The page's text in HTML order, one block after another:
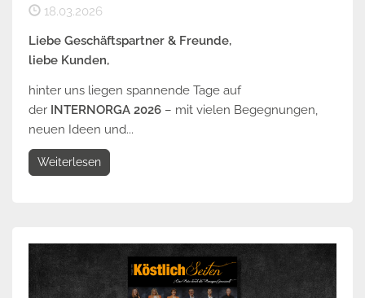
18.03.2026
Liebe Geschäftspartner & Freunde,
liebe Kunden,
hinter uns liegen spannende Tage auf
der INTERNORGA 2026 – mit vielen Begegnungen,
neuen Ideen und...
Weiterlesen